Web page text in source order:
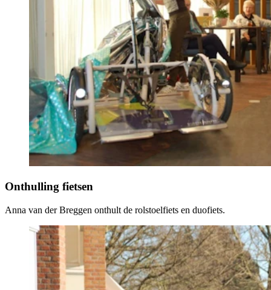
Onthulling fietsen
Anna van der Breggen onthult de rolstoelfiets en duofiets.